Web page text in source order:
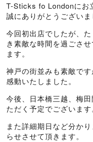
T-Sticks fo Londonにお
誠にありがとうございま
今回初出店でしたが、
き素敵な時間を過ごさ
ます。
神戸の街並みも素敵で
感動いたしました。
今後、日本橋三越、梅
ただく予定でございます
また詳細期日など分か
らせさせて頂きます。